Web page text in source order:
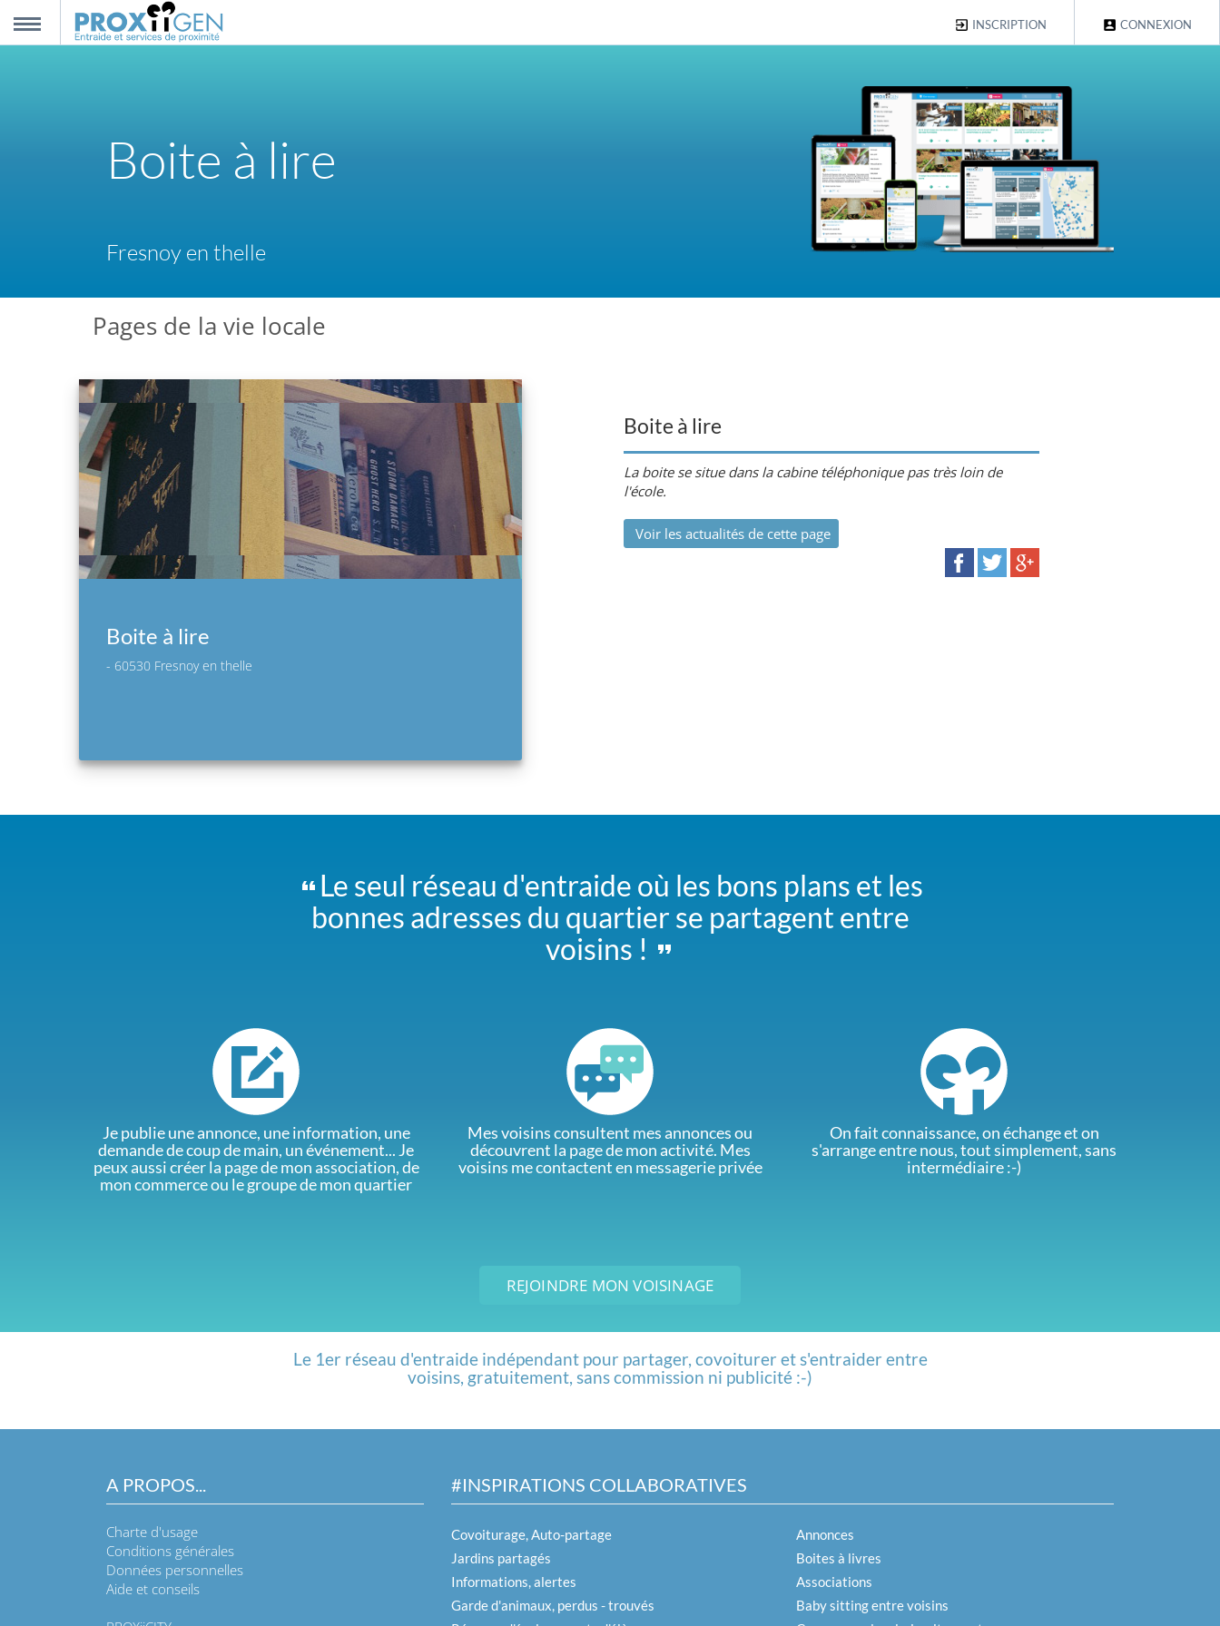
CONNEXION
INSCRIPTION
Boite à lire
Fresnoy en thelle
Pages de la vie locale
Boite à lire
- 60530 Fresnoy en thelle
Boite à lire
La boite se situe dans la cabine téléphonique pas très loin de
l'école.
Voir les actualités de cette page
Le seul réseau d'entraide où les bons plans et les
bonnes adresses du quartier se partagent entre
voisins !
Je publie une annonce, une information, une
demande de coup de main, un événement... Je
peux aussi créer la page de mon association, de
mon commerce ou le groupe de mon quartier
Mes voisins consultent mes annonces ou
découvrent la page de mon activité. Mes
voisins me contactent en messagerie privée
On fait connaissance, on échange et on
s'arrange entre nous, tout simplement, sans
intermédiaire :-)
REJOINDRE MON VOISINAGE
Le 1er réseau d'entraide indépendant pour partager, covoiturer et s'entraider entre
voisins, gratuitement, sans commission ni publicité :-)
A PROPOS...
Charte d'usage
Conditions générales
Données personnelles
Aide et conseils
#INSPIRATIONS COLLABORATIVES
Covoiturage, Auto-partage
Annonces
Jardins partagés
Boites à livres
Informations, alertes
Associations
Garde d'animaux, perdus - trouvés
Baby sitting entre voisins